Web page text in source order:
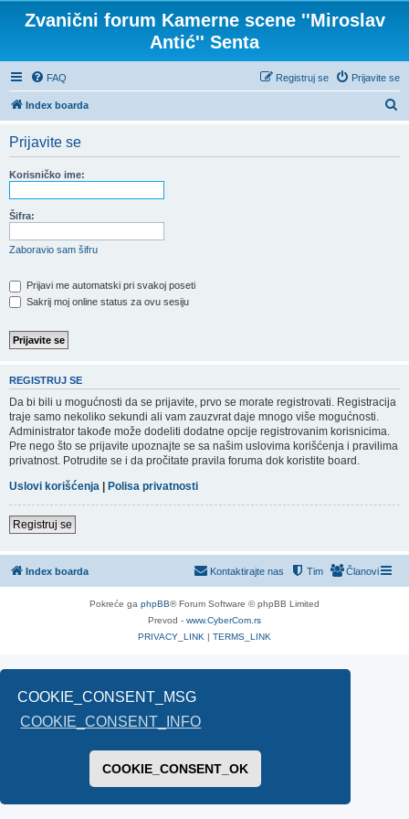
COOKIE_CONSENT_MSG
COOKIE_CONSENT_INFO
COOKIE_CONSENT_OK
Zvanični forum Kamerne scene ''Miroslav
Antić'' Senta
FAQ Prijavite se
Registruj se
Index boarda
Prijavite se
Korisničko ime:
Šifra:
Zaboravio sam šifru
Prijavi me automatski pri svakoj poseti
Sakrij moj online status za ovu sesiju
REGISTRUJ SE
Da bi bili u mogućnosti da se prijavite, prvo se morate registrovati. Registracija
traje samo nekoliko sekundi ali vam zauzvrat daje mnogo više mogućnosti.
Administrator takođe može dodeliti dodatne opcije registrovanim korisnicima.
Pre nego što se prijavite upoznajte se sa našim uslovima korišćenja i pravilima
privatnost. Potrudite se i da pročitate pravila foruma dok koristite board.
Uslovi korišćenja | Polisa privatnosti
Registruj se
Index boarda Članovi
Tim
Kontaktirajte nas
Pokreće ga phpBB® Forum Software © phpBB Limited
Prevod - www.CyberCom.rs
PRIVACY_LINK | TERMS_LINK